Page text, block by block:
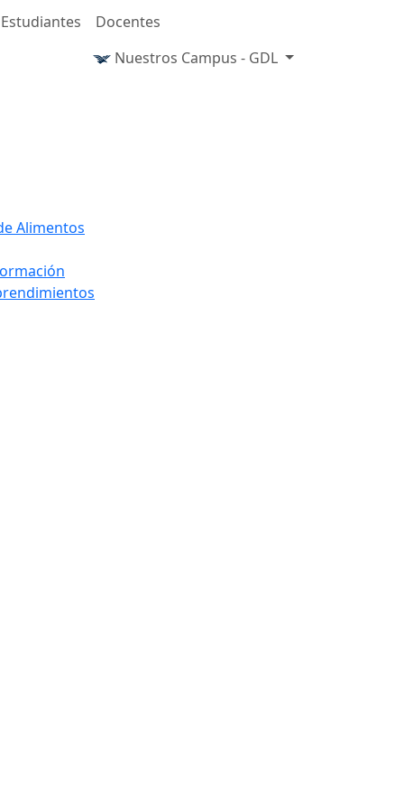
Estudiantes
Docentes
Nuestros Campus - GDL
Alimentos